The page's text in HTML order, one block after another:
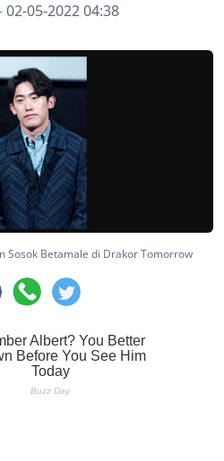
02-05-2022 04:38
Sosok Betamale di Drakor Tomorrow